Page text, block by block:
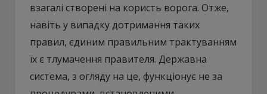
взагалі створені на користь ворога. Отже,
навіть у випадку дотримання таких
правил, єдиним правильним трактуванням
їх є тлумачення правителя. Державна
система, з огляду на це, функціонує не за